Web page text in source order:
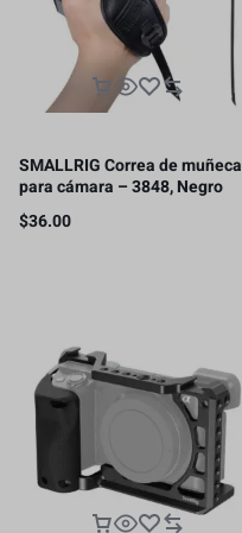
SMALLRIG Correa de muñeca
para cámara – 3848, Negro
$36.00